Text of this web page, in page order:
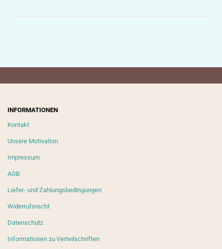
INFORMATIONEN
Kontakt
Unsere Motivation
Impressum
AGB
Liefer- und Zahlungsbedingungen
Widerrufsrecht
Datenschutz
Informationen zu Verteilschriften